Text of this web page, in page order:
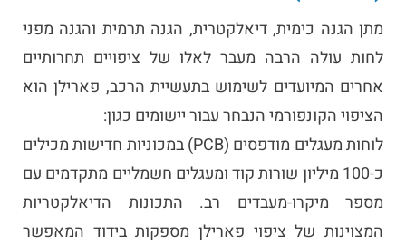
מתן הגנה כימית, דיאלקטרית, הגנה תרמית והגנה מפני
לחות עולה הרבה מעבר לאלו של ציפויים תחרותיים
אחרים המיועדים לשימוש בתעשיית הרכב, פארילן הוא
הציפוי הקונפורמי הנבחר עבור יישומים כגון:
לוחות מעגלים מודפסים (PCB) במכוניות חדישות מכילים
כ-100 מיליון שורות קוד ומעגלים חשמליים מתקדמים עם
מספר מיקרו-מעבדים רב. התכונות הדיאלקטריות
המצוינות של ציפוי פארילן מספקות בידוד המאפשר